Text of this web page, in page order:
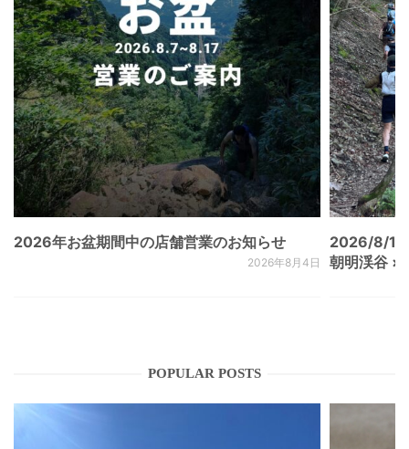
2026年お盆期間中の店舗営業のお知らせ
2026年8月4日
2026/8/
朝明渓谷 ×
POPULAR POSTS